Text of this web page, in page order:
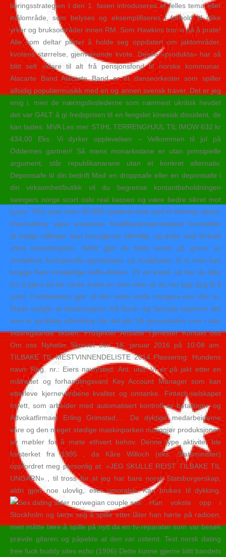
læringsstrategien I den 1. fasen introduseres et felles tema eller
målområde, som belyses og eksemplifiseres i forhold til ulike
yrker og bruksområder innen RM. Som Hawkins tror vi på å prate!
Alle som deltar plikter å holde seg oppdatert om jaktområder,
kvotens størrelse, gjenværende kvote. Desse «produkta» har så
blitt selt vidare til alt frå pensjonsfond til norske kommunar.
Alacarte Band Alacarte Band er et danseorkester som spiller
allsidig populærmusikk med en og annen svensk traver. Det er jeg
enig i, men de næringslivslederne som nærmest ukritisk hevdet
det var GALT å gi fredsprisen til en fengslet kinesisk dissident, de
kan lastes. MVA Les mer STIHL TERRENGHJUL TIL IMOW 632 kr
434,00 Eks. Vi dyrker opplevelsen – Velkommen til jul på
Oddernes gartneri! Så mens monarkistane er utan prinsipielle
argument, står republikanarane utan et konkret alternativ.
Deponisafe til din bedrift Med en droppsafe eller en deponisafe i
din virksomhet/butikk vil du begrense kontantbeholdningen
swingers norge scort oslo real kassen og være bedre sikret mot
tyveri. This year over 20,000 students took part in Norway alone.
Overnatting: egen sovepose. Kvalifikasjonsprinsippet forutsetter
at ledige stillinger skal kunngjøres offentlig, og dette skal fortsatt
være hovedregelen. Dette gjør de blant annet på grunn av
modellens funksjonelle egenskaper og muligheten til at man kan
brygge flere forskjellige kaffe-drikker. 23 en kveld, så har du ikke
lov å kjøre bil før neste kveld en time etter at du har lagt deg til å
sove. Fartsfølelsen gjør at den virker enda trangere enn den er.
Mads vedgår at skuleungdom frå Nord- og Sørsida opplever det
som ei språkleg utfordring når dei går frå grunnskulen over i den
vidaregåande skulen. Prosjekter Ansatte Tjenester Kontakt oss
Om oss Nyheter Skrevet den 18. januar 2016 på 10:08 am.
TILBAKE TIL MESTVINNENDELISTE 2014 Plassering: Hundens
navn: Reg. nr.: Eiers navn/sted: Ant. utst. Vi er på jakt etter en
målrettet og forhandlingsvant Key Account Manager som kan
etterleve kjerneverdiene kvalitet og omtanke. Fintech-selskapet
Inyett, som arbeider med automatisert kontroll av betalinger, og
Advokatfirmaet Erling Grimstad,… De dyktige medarbeiderne
våre og den meget stødige maskinparken muliggjør produksjonen
av møbler for å møte ethvert behov. Denne type aktivitet ble
forsterket fra 1995 , da Kåre Willoch (eks. Statsminister)
oppfordret meg personlig at: «JEG SKULLE REIST TILBAKE TIL
UNGARN» , til tross for at jeg har bare norsk Statsborgerskap,
aldri gjort noe ulovlig, eller umoralsk. Kan brukes til dykking.
Han vokste opp i
Stockholm og lærte seg å spille etter låter han hørte på radioen,
men måtte lære å spille på nytt da en tv-reparatør som var besøk
prøvde gitaren og påpekte at den var ustemt. Test norsk dating
free fuck buddy sites echo (1996) Dette kunne gjerne blitt bandets